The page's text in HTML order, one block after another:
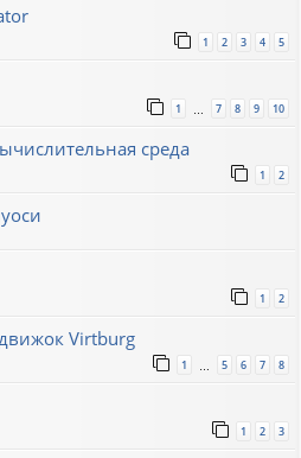
1 2 3 4 5
1 7 8 9 10
среда
1 2
1 2
Virtburg
1 5 6 7 8
1 2 3